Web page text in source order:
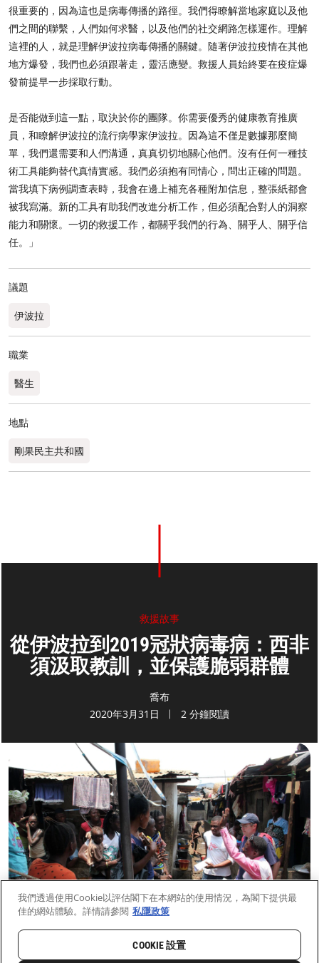
很重要的，因為這也是病毒傳播的路徑。我們得瞭解當地家庭以及他
們之間的聯繫，人們如何求醫，以及他們的社交網路怎樣運作。理解
這裡的人，就是理解伊波拉病毒傳播的關鍵。隨著伊波拉疫情在其他
地方爆發，我們也必須跟著走，靈活應變。救援人員始終要在疫症爆
發前提早一步採取行動。
是否能做到這一點，取決於你的團隊。你需要優秀的健康教育推廣
員，和瞭解伊波拉的流行病學家伊波拉。因為這不僅是數據那麼簡
單，我們還需要和人們溝通，真真切切地關心他們。沒有任何一種技
術工具能夠替代真情實感。我們必須抱有同情心，問出正確的問題。
當我填下病例調查表時，我會在邊上補充各種附加信息，整張紙都會
被我寫滿。新的工具有助我們改進分析工作，但必須配合對人的洞察
能力和關懷。一切的救援工作，都關乎我們的行為、關乎人、關乎信
任。」
議題
伊波拉
職業
醫生
地點
剛果民主共和國
救援故事
從伊波拉到2019冠狀病毒病：西非
須汲取教訓，並保護脆弱群體
喬布
2020年3月31日
2 分鐘閱讀
首頁最新動向前線新聞與故事
我們透過使用Cookie以評估閣下在本網站的使用情況，為閣下提供最
佳的網站體驗。詳情請參閱 私隱政策
COOKIE 設置